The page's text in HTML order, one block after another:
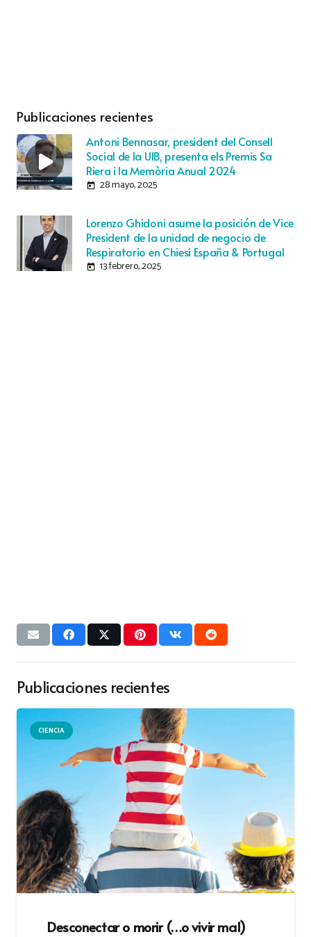
Publicaciones recientes
Antoni Bennasar, president del Consell
Social de la UIB, presenta els Premis Sa
Riera i la Memòria Anual 2024
today 28 mayo, 2025
Lorenzo Ghidoni asume la posición de Vice
President de la unidad de negocio de
Respiratorio en Chiesi España & Portugal
today 13 febrero, 2025
Publicaciones recientes
CIENCIA
Desconectar o morir (…o vivir mal)